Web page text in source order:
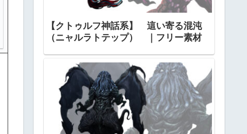
【クトゥルフ神話系】 這い寄る混沌
（ニャルラトテップ） ｜フリー素材